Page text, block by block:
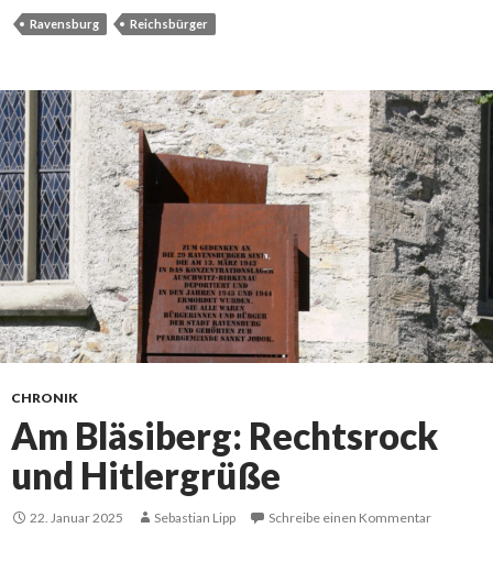
Ravensburg Reichsbürger
CHRONIK
Am Bläsiberg: Rechtsrock
und Hitlergrüße
22. Januar 2025 Sebastian Lipp Schreibe einen Kommentar